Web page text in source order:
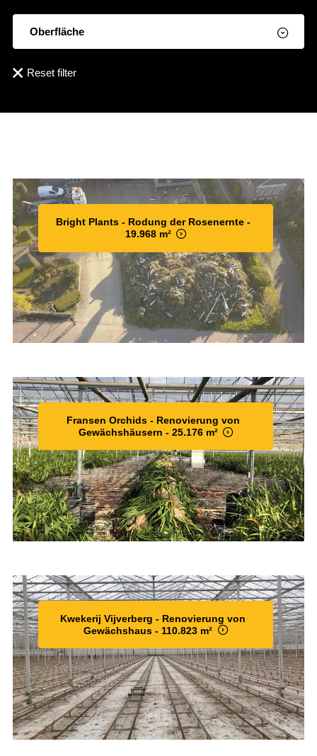
Oberfläche
Reset filter
Bright Plants - Rodung der Rosenernte -
19.968 m²
Fransen Orchids - Renovierung von
Gewächshäusern - 25.176 m²
Kwekerij Vijverberg - Renovierung von
Gewächshaus - 110.823 m²